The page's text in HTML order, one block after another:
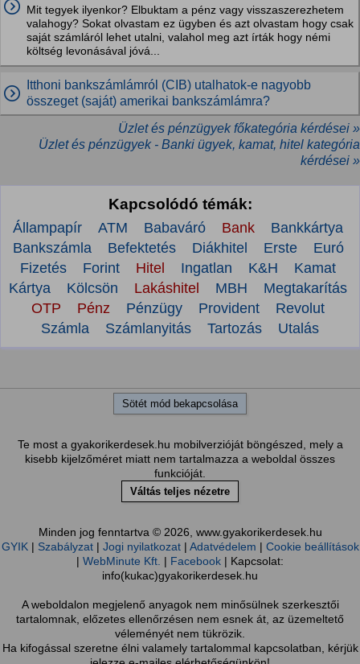
Mit tegyek ilyenkor? Elbuktam a pénz vagy visszaszerezhetem
valahogy? Sokat olvastam ez ügyben és azt olvastam hogy csak
saját számláról lehet utalni, valahol meg azt írták hogy némi
költség levonásával jóvá...
Itthoni bankszámlámról (CIB) utalhatok-e nagyobb
összeget (saját) amerikai bankszámlámra?
Üzlet és pénzügyek főkategória kérdései »
Üzlet és pénzügyek - Banki ügyek, kamat, hitel kategória
kérdései »
Kapcsolódó témák:
Állampapír ATM Babaváró Bank
Bankkártya
Bankszámla
Befektetés Diákhitel Erste
Euró
Fizetés
Forint Hitel Ingatlan K&H
Kamat
Kártya
Kölcsön Lakáshitel MBH
Megtakarítás
OTP
Pénz Pénzügy Provident
Revolut
Számla
Számlanyitás Tartozás Utalás
Sötét mód bekapcsolása
Te most a gyakorikerdesek.hu mobilverzióját böngészed, mely a
kisebb kijelzőméret miatt nem tartalmazza a weboldal összes
funkcióját.
Váltás teljes nézetre
Minden jog fenntartva © 2026, www.gyakorikerdesek.hu
GYIK| Szabályzat| Jogi nyilatkozat| Adatvédelem | Cookie beállítások
| WebMinute Kft. | Facebook | Kapcsolat:
info(kukac)gyakorikerdesek.hu
A weboldalon megjelenő anyagok nem minősülnek szerkesztői
tartalomnak, előzetes ellenőrzésen nem esnek át, az üzemeltető
véleményét nem tükrözik.
Ha kifogással szeretne élni valamely tartalommal kapcsolatban, kérjük